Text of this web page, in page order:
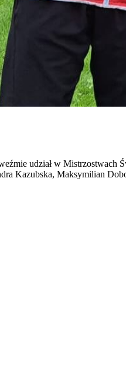
udział w Mistrzostwach
Kazubska, Maksymilian